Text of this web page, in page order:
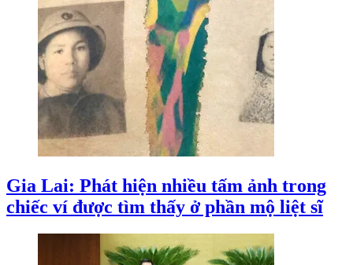
Gia Lai: Phát hiện nhiều tấm ảnh trong
chiếc ví được tìm thấy ở phần mộ liệt sĩ